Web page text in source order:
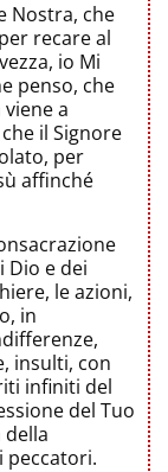
Nostra, che
recare al
io Mi
penso, che
a
il Signore
per
affinché
Dio e dei
le azioni,
in
insulti, con
infiniti del
del Tuo
della
peccatori.